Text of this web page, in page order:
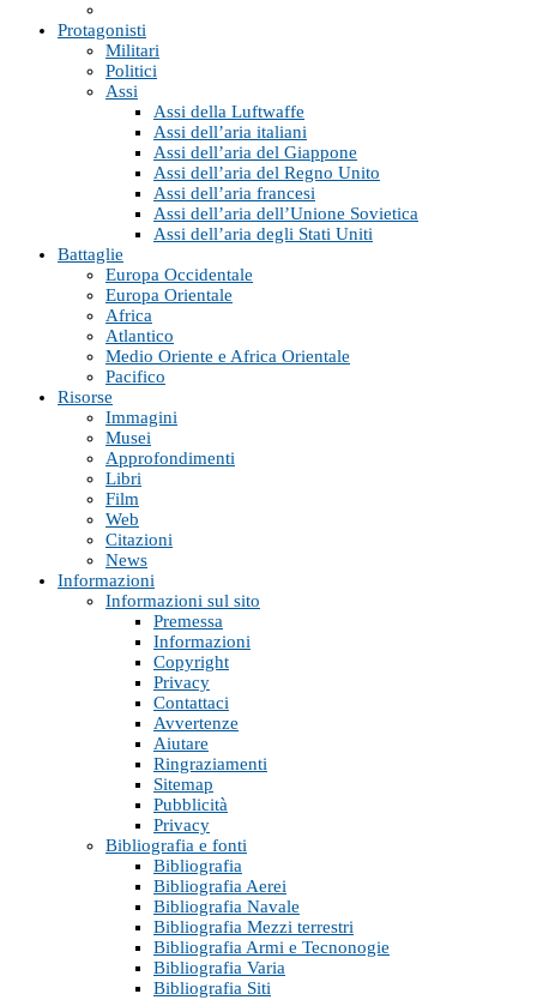
Protagonisti
Militari
Politici
Assi
Assi della Luftwaffe
Assi dell’aria italiani
Assi dell’aria del Giappone
Assi dell’aria del Regno Unito
Assi dell’aria francesi
Assi dell’aria dell’Unione Sovietica
Assi dell’aria degli Stati Uniti
Battaglie
Europa Occidentale
Europa Orientale
Africa
Atlantico
Medio Oriente e Africa Orientale
Pacifico
Risorse
Immagini
Musei
Approfondimenti
Libri
Film
Web
Citazioni
News
Informazioni
Informazioni sul sito
Premessa
Informazioni
Copyright
Privacy
Contattaci
Avvertenze
Aiutare
Ringraziamenti
Sitemap
Pubblicità
Privacy
Bibliografia e fonti
Bibliografia
Bibliografia Aerei
Bibliografia Navale
Bibliografia Mezzi terrestri
Bibliografia Armi e Tecnonogie
Bibliografia Varia
Bibliografia Siti